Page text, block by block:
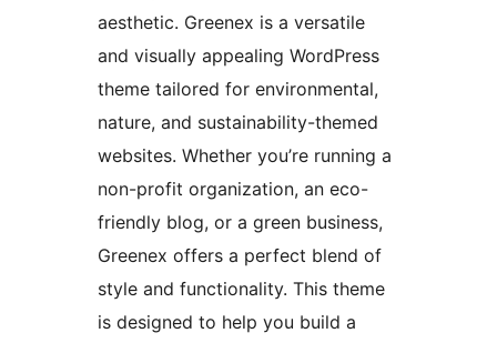
aesthetic. Greenex is a versatile
and visually appealing WordPress
theme tailored for environmental,
nature, and sustainability-themed
websites. Whether you’re running a
non-profit organization, an eco-
friendly blog, or a green business,
Greenex offers a perfect blend of
style and functionality. This theme
is designed to help you build a